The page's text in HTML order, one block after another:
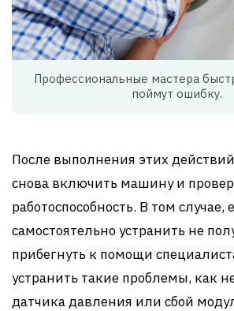
Профессиональные мастера
поймут ошибку.
После выполнения этих
снова включить машину и
работоспособность. В том случае,
самостоятельно устранить не
прибегнуть к помощи
устранить такие проблемы, как
датчика давления или сбой